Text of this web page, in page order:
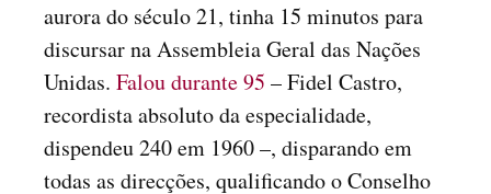
aurora do século 21, tinha 15 minutos para
discursar na Assembleia Geral das Nações
Unidas. Falou durante 95 – Fidel Castro,
recordista absoluto da especialidade,
dispendeu 240 em 1960 –, disparando em
todas as direcções, qualificando o Conselho